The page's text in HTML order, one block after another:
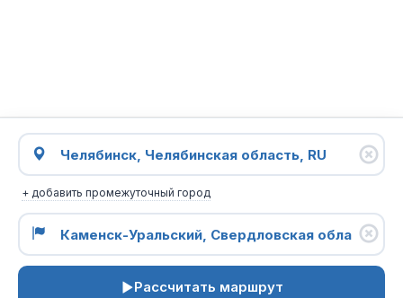
+ добавить промежуточный город
Рассчитать маршрут